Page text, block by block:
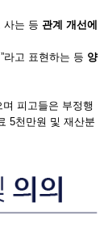
사는 등 관계 개선에
라고 표현하는 등 양
피고들은 부정행
5천만원 및 재산분